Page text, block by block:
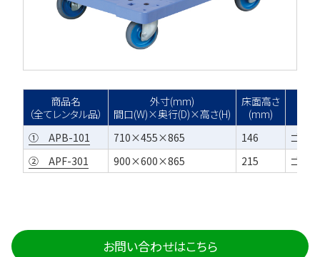
商品名
（全てレンタル品）
外寸(mm)
間口(W)×奥行(D)×高さ(H)
床面高さ
(mm)
① APB-101
710×455×865 146
ゴム
② APF-301
900×600×865 215 ゴム
お問い合わせはこちら